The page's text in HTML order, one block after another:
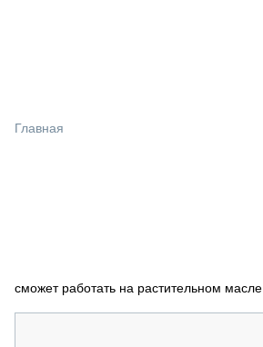
СПЕЦПРОЕКТЫ
Главная
сможет работать на растительном масле